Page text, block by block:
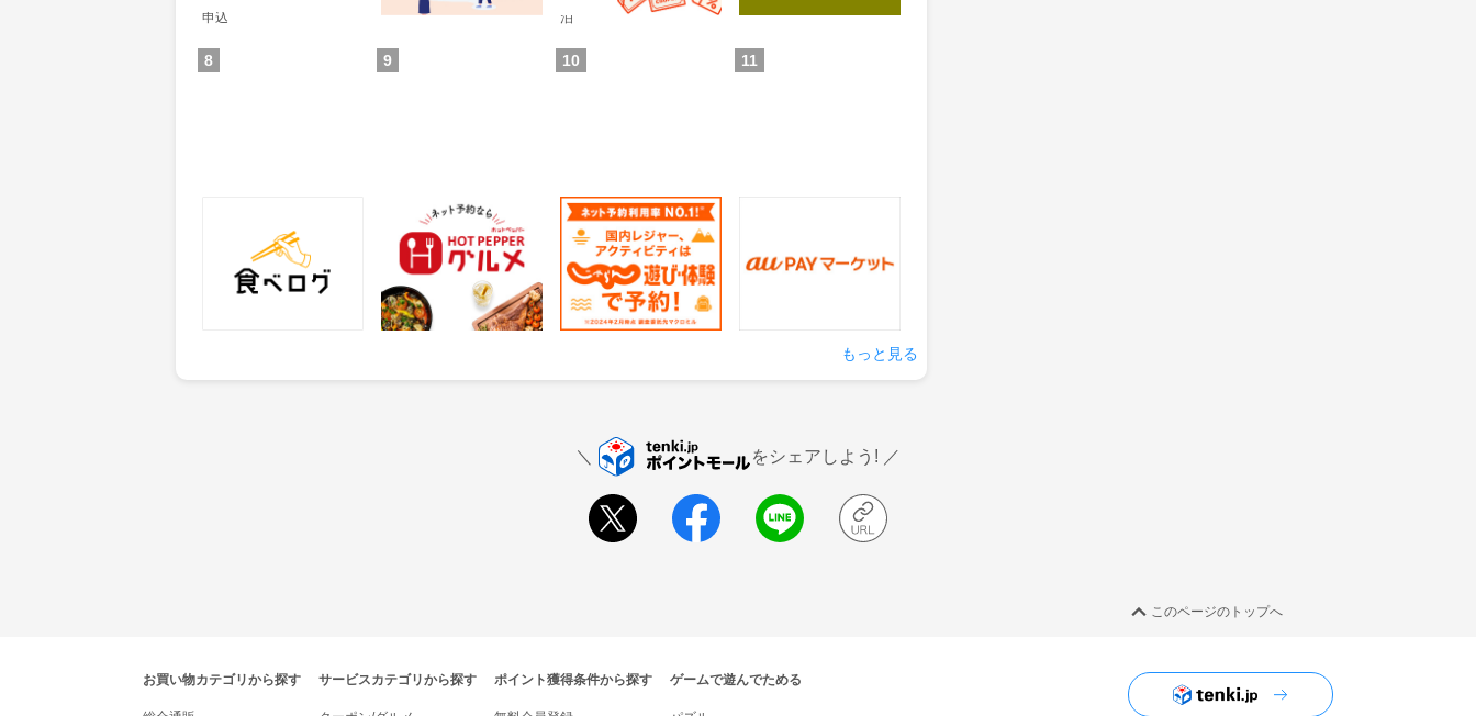
申込
泊
8
ポイント
獲得条件：サービス予約・
ホットペッパーグルメ
9
50 ポイント
獲得条件：店舗への来店
じゃらん 遊び・体験予
10
1.5%還元
獲得条件：サービス予約・
申込
11
0.5% 還元
もっと見る
をシェアしよう!
このページのトップへ
tenki.jpポイントモールナビゲーション
お買い物カテゴリから探す サービスカテゴリから探す ポイント獲得条件から探す ゲームで遊んでためる